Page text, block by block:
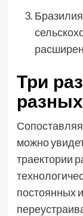
Три
можно
траектории
постоянных